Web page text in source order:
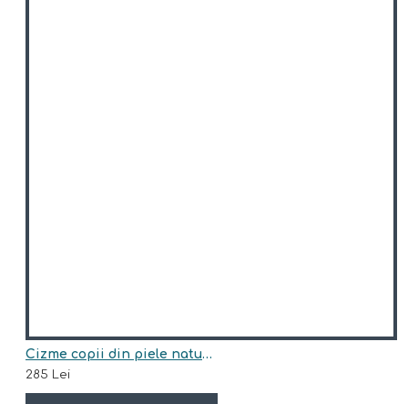
Cizme copii din piele naturala model JUNI
285 Lei